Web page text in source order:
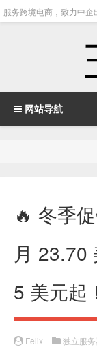
服务跨境电商，致力中企
网站导航
🔥 冬季
月 23.70
5 美元起
Felix 独立服务